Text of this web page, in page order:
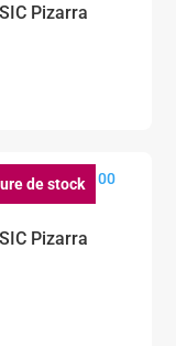
Pizarra
de stock
Pizarra